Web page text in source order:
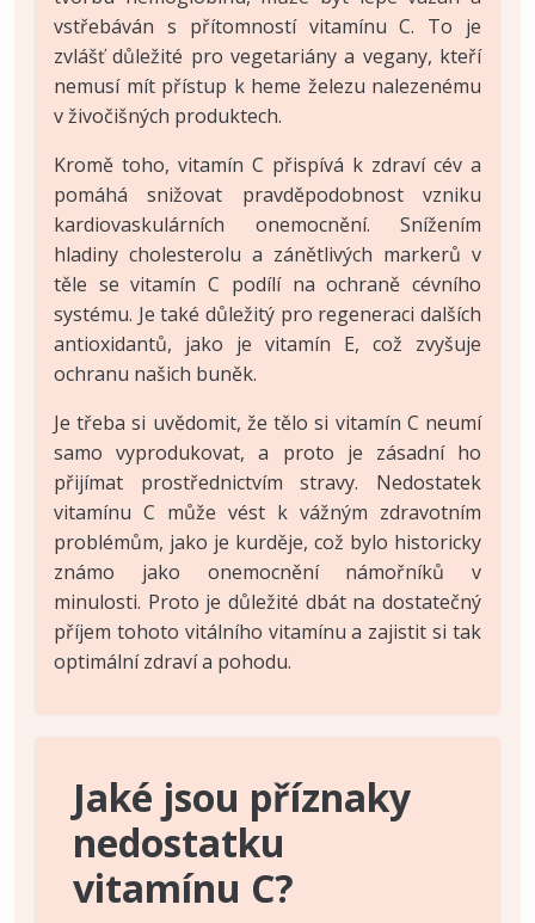
vstřebáván s přítomností vitamínu C. To je
zvlášť důležité pro vegetariány a vegany, kteří
nemusí mít přístup k heme železu nalezenému
v živočišných produktech.
Kromě toho, vitamín C přispívá k zdraví cév a
pomáhá snižovat pravděpodobnost vzniku
kardiovaskulárních onemocnění. Snížením
hladiny cholesterolu a zánětlivých markerů v
těle se vitamín C podílí na ochraně cévního
systému. Je také důležitý pro regeneraci dalších
antioxidantů, jako je vitamín E, což zvyšuje
ochranu našich buněk.
Je třeba si uvědomit, že tělo si vitamín C neumí
samo vyprodukovat, a proto je zásadní ho
přijímat prostřednictvím stravy. Nedostatek
vitamínu C může vést k vážným zdravotním
problémům, jako je kurděje, což bylo historicky
známo jako onemocnění námořníků v
minulosti. Proto je důležité dbát na dostatečný
příjem tohoto vitálního vitamínu a zajistit si tak
optimální zdraví a pohodu.
Jaké jsou příznaky
nedostatku
vitamínu C?